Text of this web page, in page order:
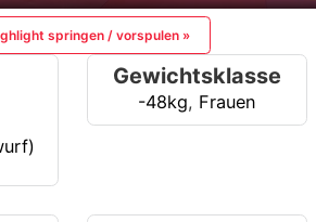
springen / vorspulen »
Gewichtsklasse
-48kg, Frauen